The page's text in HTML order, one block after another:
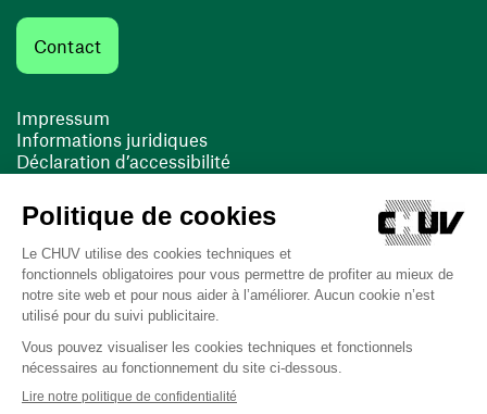
Contact
Impressum
Informations juridiques
Déclaration d’accessibilité
Cookies
(ouvre une nouvelle fenêtre)
(ouvre une nouvelle fenêtre)